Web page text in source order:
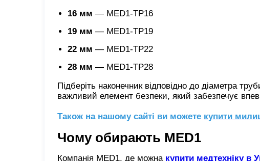
16 мм — MED1-TP16
19 мм — MED1-TP19
22 мм — MED1-TP22
28 мм — MED1-TP28
Підберіть наконечник відповідно до діаметра
важливий елемент безпеки, який забезпечує
Також на нашому сайті ви можете купити
Чому обирають MED1
Компанія MED1, де можна купити медтехніку в